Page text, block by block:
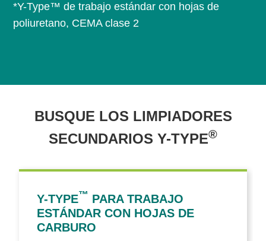
*Y-Type™ de trabajo estándar con hojas de
poliuretano, CEMA clase 2
BUSQUE LOS LIMPIADORES
SECUNDARIOS Y-TYPE®
Y-TYPE™ PARA TRABAJO
ESTÁNDAR CON HOJAS DE
CARBURO